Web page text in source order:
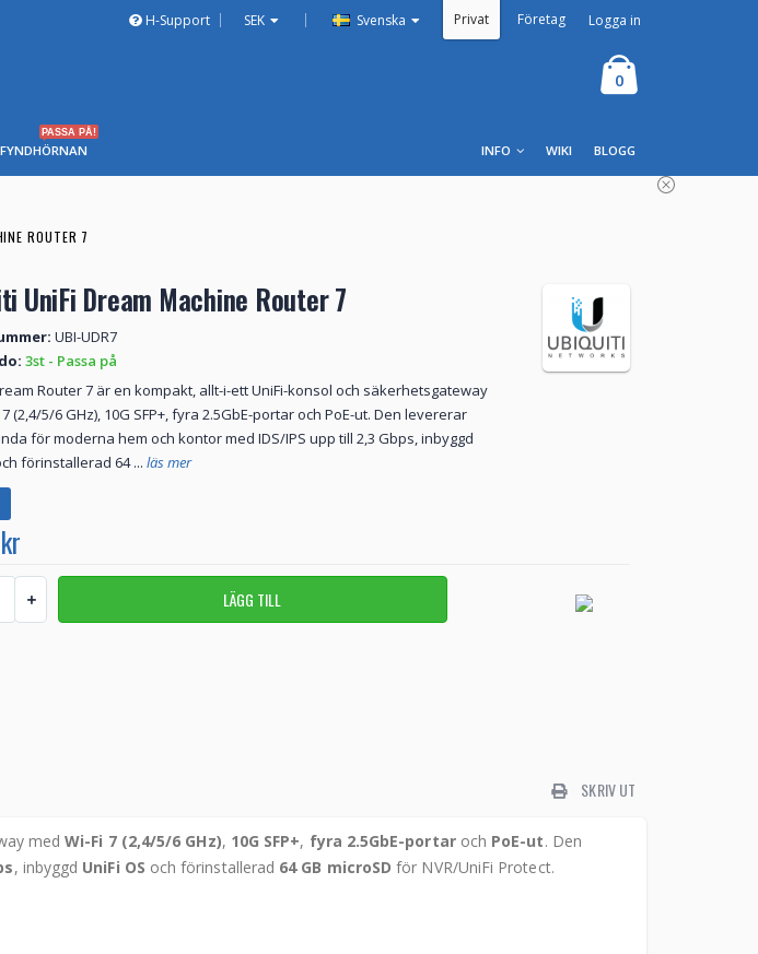
H-Support SEK | Svenska Privat Företag Logga in
0
FYNDHÖRNAN
PASSA PÅ!
BLOGG
WIKI
INFO
ROUTER 7
UniFi Dream Machine Router 7
UBI-UDR7
3st - Passa på
Router 7 är en kompakt, allt-i-ett UniFi-konsol och säkerhetsgateway
(2,4/5/6 GHz), 10G SFP+, fyra 2.5GbE-portar och PoE-ut. Den levererar
för moderna hem och kontor med IDS/IPS upp till 2,3 Gbps, inbyggd
förinstallerad 64 ... läs mer
SKRIV UT
medWi-Fi 7 (2,4/5/6 GHz), 10G SFP+, fyra 2.5GbE-portaroch PoE-ut. Den
, inbyggd UniFi OS och förinstallerad 64 GB microSD för NVR/UniFi Protect.